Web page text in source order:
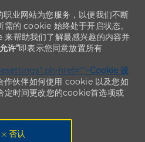
业网站为您服务，以便我们不断
的 cookie 始终处于开启状态。
帮助我们了解最感兴趣的内容并
许”即表示您同意放置所有
ph-href=”“>Cookie 设
作伙伴如何使用 cookie 以及您如
定时间更改您的cookie首选项或
否认